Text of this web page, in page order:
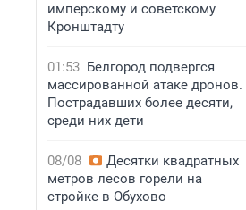
имперскому и советскому
Кронштадту
01:53 Белгород подвергся
массированной атаке дронов.
Пострадавших более десяти,
среди них дети
08/08
Десятки квадратных
метров лесов горели на
стройке в Обухово